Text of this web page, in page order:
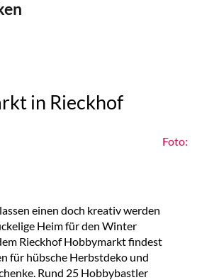
in Rieckhof
Foto:
einen doch kreativ werden
Heim für den Winter
Rieckhof Hobbymarkt findest
für hübsche Herbstdeko und
Rund 25 Hobbybastler